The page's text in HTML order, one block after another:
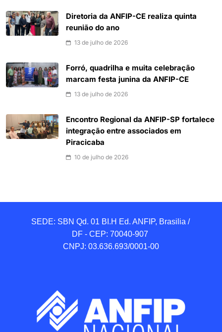
Diretoria da ANFIP-CE realiza quinta
reunião do ano
13 de julho de 2026
Forró, quadrilha e muita celebração
marcam festa junina da ANFIP-CE
13 de julho de 2026
Encontro Regional da ANFIP-SP fortalece
integração entre associados em
Piracicaba
10 de julho de 2026
SEDE: SBN Qd. 01 BI.H Ed. ANFIP, Brasilia /
DF - CEP: 70040-907
CNPJ: 03.636.693/0001-00